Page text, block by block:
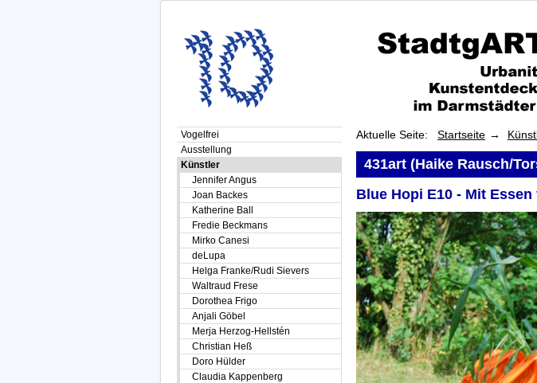
Vogelfrei
Ausstellung
Künstler
Jennifer Angus
Joan Backes
Katherine Ball
Fredie Beckmans
Mirko Canesi
deLupa
Helga Franke/Rudi Sievers
Waltraud Frese
Dorothea Frigo
Anjali Göbel
Merja Herzog-Hellstén
Christian Heß
Doro Hülder
Claudia Kappenberg
Aktuelle Seite: Startseite
431art (Haike Rausch/
Blue Hopi E10 - Mit